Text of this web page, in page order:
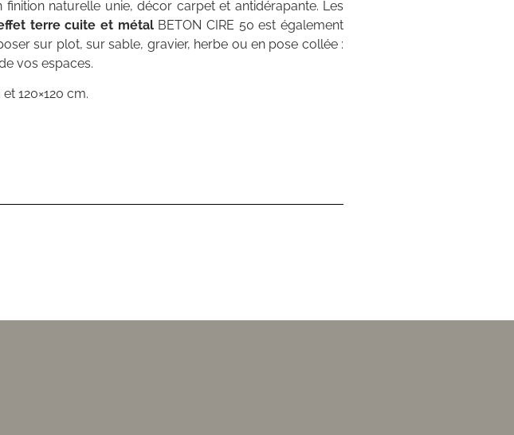
naturelle unie, décor carpet et antidérapante. Les
terre cuite et métalBETON CIRE 50 est également
sur plot, sur sable, gravier, herbe ou en pose collée :
vos espaces.
120×120 cm.